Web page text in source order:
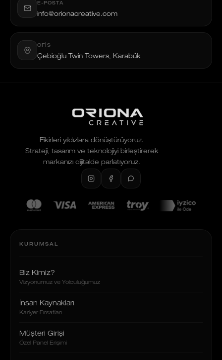
E-POSTA
info@orionacreative.com
OFIS
Çebioğlu Twin Towers, Karabük
Fikirleri yıldızlara dönüştürüyoruz.
Strateji, tasarım ve teknolojiyi birleştirerek
markanızı dijitalde parlatıyoruz.
KURUMSAL
Biz Kimiz?
Vizyonumuz ve Yolculuğumuz
İnsan Kaynakları
Kariyer Fırsatları
Müşteri Girişi
Özel Panel Erişimi